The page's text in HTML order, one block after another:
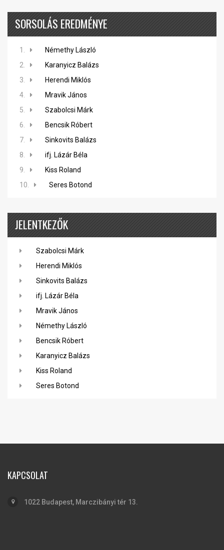
SORSOLÁS EREDMÉNYE
1.
Némethy László
2.
Karanyicz Balázs
3.
Herendi Miklós
4.
Mravik János
5.
Szabolcsi Márk
6.
Bencsik Róbert
7.
Sinkovits Balázs
8.
ifj. Lázár Béla
9.
Kiss Roland
10.
Seres Botond
JELENTKEZŐK
Szabolcsi Márk
Herendi Miklós
Sinkovits Balázs
ifj. Lázár Béla
Mravik János
Némethy László
Bencsik Róbert
Karanyicz Balázs
Kiss Roland
Seres Botond
KAPCSOLAT
1022 Budapest, Marczibányi tér 13.